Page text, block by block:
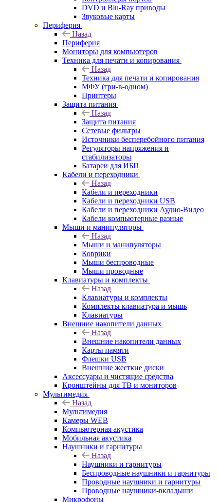
DVD и Blu-Ray приводы
Звуковые карты
Периферия
Назад
Периферия
Мониторы для компьютеров
Техника для печати и копирования
Назад
Техника для печати и копирования
МФУ (три-в-одном)
Принтеры
Защита питания
Назад
Защита питания
Сетевые фильтры
Источники бесперебойного питания
Регуляторы напряжения и
стабилизаторы
Батареи для ИБП
Кабели и переходники
Назад
Кабели и переходники
Кабели и переходники USB
Кабели и переходники Аудио-Видео
Кабели компьютерные разные
Мыши и манипуляторы
Назад
Мыши и манипуляторы
Коврики
Мыши беспроводные
Мыши проводные
Клавиатуры и комплекты
Назад
Клавиатуры и комплекты
Комплекты клавиатура и мышь
Клавиатуры
Внешние накопители данных
Назад
Внешние накопители данных
Карты памяти
Флешки USB
Внешние жесткие диски
Аксессуары и чистящие средства
Кронштейны для ТВ и мониторов
Мультимедия
Назад
Мультимедия
Камеры WEB
Компьютерная акустика
Мобильная акустика
Наушники и гарнитуры
Назад
Наушники и гарнитуры
Беспроводные наушники и гарнитуры
Проводные наушники и гарнитуры
Проводные наушники-вкладыши
Микрофоны